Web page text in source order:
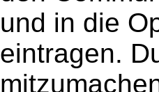
und in die
eintragen.